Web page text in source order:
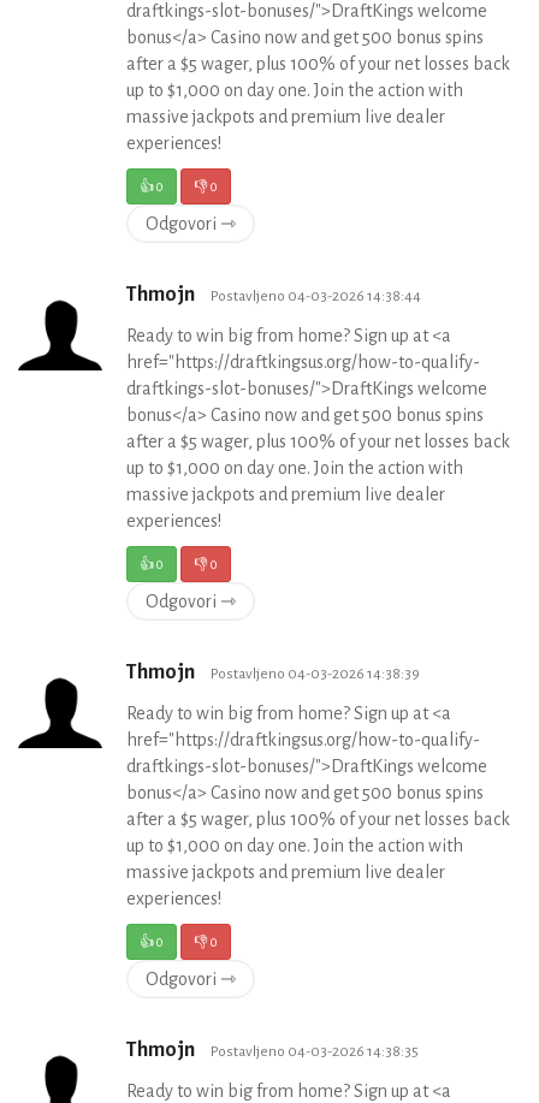
draftkings-slot-bonuses/">DraftKings welcome
bonus</a> Casino now and get 500 bonus spins
after a $5 wager, plus 100% of your net losses back
up to $1,000 on day one. Join the action with
massive jackpots and premium live dealer
experiences!
👍0 👎0
Odgovori ⇾
Thmojn Postavljeno 04-03-2026 14:38:44
Ready to win big from home? Sign up at <a
href="https://draftkingsus.org/how-to-qualify-
draftkings-slot-bonuses/">DraftKings welcome
bonus</a> Casino now and get 500 bonus spins
after a $5 wager, plus 100% of your net losses back
up to $1,000 on day one. Join the action with
massive jackpots and premium live dealer
experiences!
👍0 👎0
Odgovori ⇾
Thmojn Postavljeno 04-03-2026 14:38:39
Ready to win big from home? Sign up at <a
href="https://draftkingsus.org/how-to-qualify-
draftkings-slot-bonuses/">DraftKings welcome
bonus</a> Casino now and get 500 bonus spins
after a $5 wager, plus 100% of your net losses back
up to $1,000 on day one. Join the action with
massive jackpots and premium live dealer
experiences!
👍0 👎0
Odgovori ⇾
Thmojn Postavljeno 04-03-2026 14:38:35
Ready to win big from home? Sign up at <a